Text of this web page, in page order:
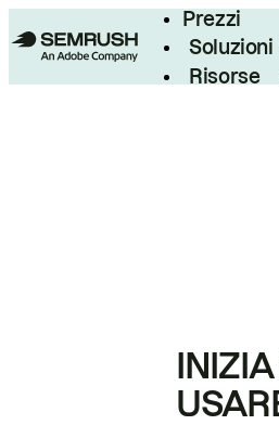
Prezzi
Soluzioni
Risorse